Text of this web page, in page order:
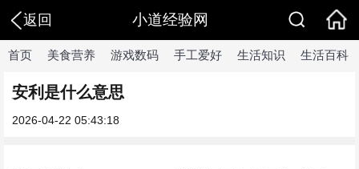
返回 小道经验网
首页 美食营养 游戏数码 手工爱好 生活知识 生活百科
安利是什么意思
2026-04-22 05:43:18